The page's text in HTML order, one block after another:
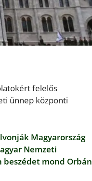
felelős
ünnep központi
Magyarország
Nemzeti
mond Orbán